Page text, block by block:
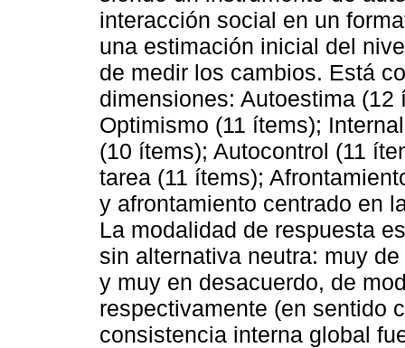
interacción social en un
una estimación inicial del
de medir los cambios. Está
dimensiones: Autoestima
Optimismo (11 ítems);
(10 ítems); Autocontrol (11
tarea (11 ítems);
y afrontamiento centrado en
La modalidad de respuesta
sin alternativa neutra: muy
y muy en desacuerdo, de
respectivamente (en sentido
consistencia interna global